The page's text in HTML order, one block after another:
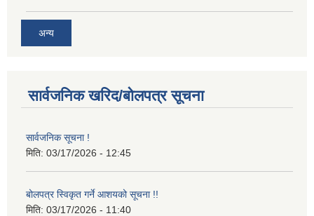
अन्य
सार्वजनिक खरिद/बोलपत्र सूचना
सार्वजनिक सूचना !
मिति: 03/17/2026 - 12:45
बोलपत्र स्विकृत गर्ने आशयको सूचना !!
मिति: 03/17/2026 - 11:40